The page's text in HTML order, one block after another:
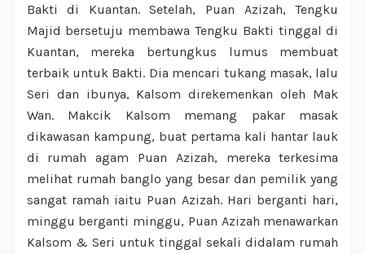
Bakti di Kuantan. Setelah, Puan Azizah, Tengku
Majid bersetuju membawa Tengku Bakti tinggal di
Kuantan, mereka bertungkus lumus membuat
terbaik untuk Bakti. Dia mencari tukang masak, lalu
Seri dan ibunya, Kalsom direkemenkan oleh Mak
Wan. Makcik Kalsom memang pakar masak
dikawasan kampung, buat pertama kali hantar lauk
di rumah agam Puan Azizah, mereka terkesima
melihat rumah banglo yang besar dan pemilik yang
sangat ramah iaitu Puan Azizah. Hari berganti hari,
minggu berganti minggu, Puan Azizah menawarkan
Kalsom & Seri untuk tinggal sekali didalam rumah